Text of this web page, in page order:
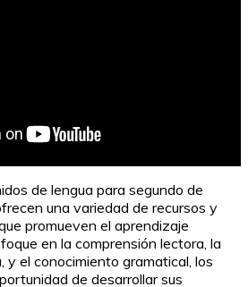
de lengua para segundo de
una variedad de recursos y
promueven el aprendizaje
en la comprensión lectora, la
y el conocimiento gramatical, los
de desarrollar sus